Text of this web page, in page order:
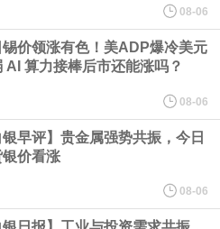
类。
跟随隔夜交易中回调的美国同行，凸显了
。 日本市场中，软银股价收盘下跌4.4%，
股价下跌近6%，日本存储芯片制造商铠侠
08-06
锡价领涨有色！美ADP爆冷美元
AI 算力接棒后市还能涨吗？
08-06
银早评】贵金属强势共振，今日
价看涨
08-06